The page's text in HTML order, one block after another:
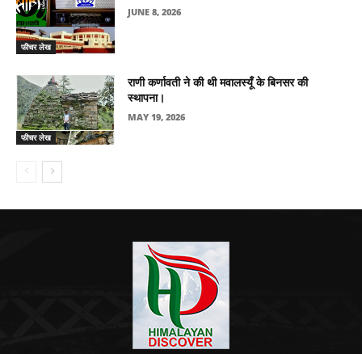
फीचर लेख
JUNE 8, 2026
फीचर लेख
राणी कर्णावती ने की थी मवालस्यूँ के बिनसर की
स्थापना।
MAY 19, 2026